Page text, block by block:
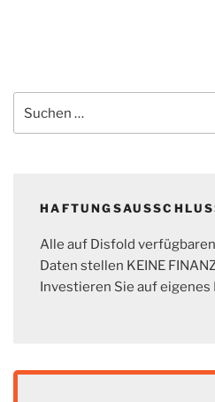
nach:
Alle auf Disfold
Daten stellen KEINE
Investieren Sie auf eigenes